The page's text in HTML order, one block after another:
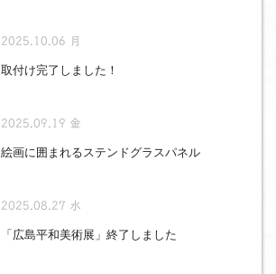
2025.10.06 月
取付け完了しました！
2025.09.19 金
絵画に囲まれるステンドグラスパネル
2025.08.27 水
「広島平和美術展」終了しました